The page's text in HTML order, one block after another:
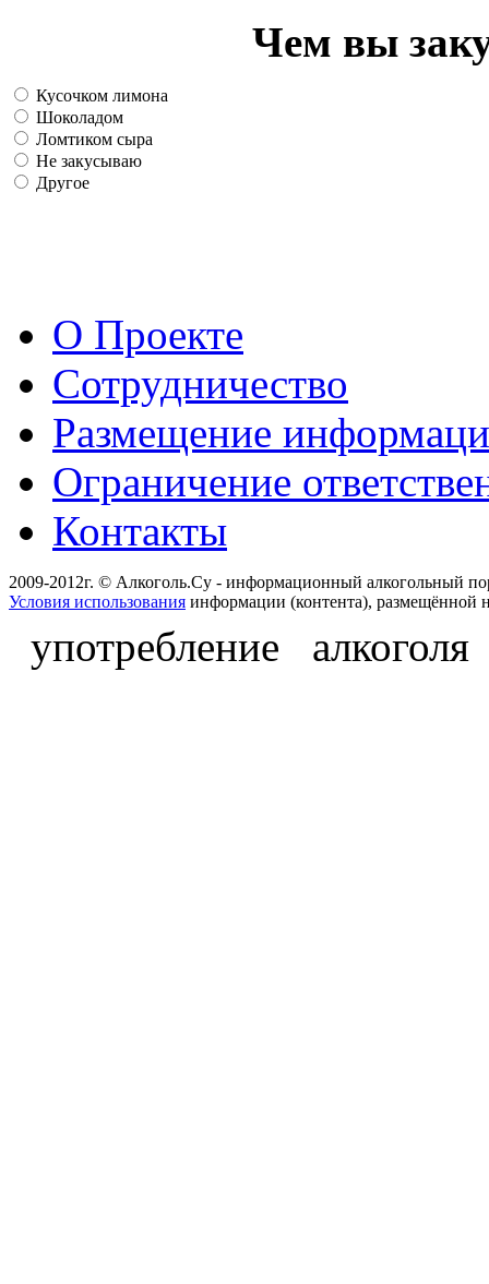
Чем вы
Кусочком лимона
Шоколадом
Ломтиком сыра
Не закусываю
Другое
О Проекте
Сотрудничество
Размещение
Ограничение
Контакты
2009-2012г. © Алкоголь.Су - информационный алкогольный
Условия использования информации (контента), размещённой
употребление